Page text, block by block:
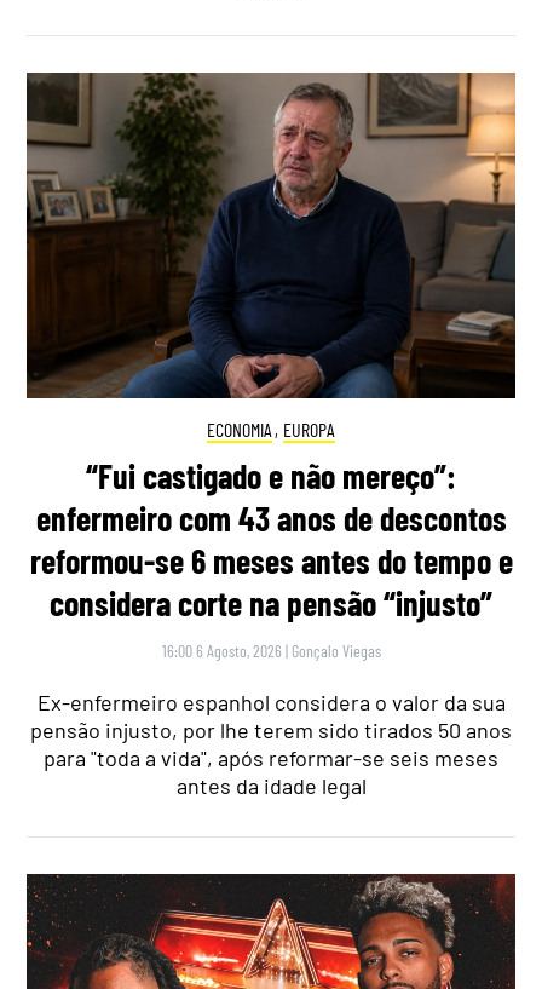
ECONOMIA , EUROPA
“Fui castigado e não mereço”:
enfermeiro com 43 anos de descontos
reformou-se 6 meses antes do tempo e
considera corte na pensão “injusto”
16:00 6 Agosto, 2026 | Gonçalo Viegas
Ex-enfermeiro espanhol considera o valor da sua
pensão injusto, por lhe terem sido tirados 50 anos
para "toda a vida", após reformar-se seis meses
antes da idade legal